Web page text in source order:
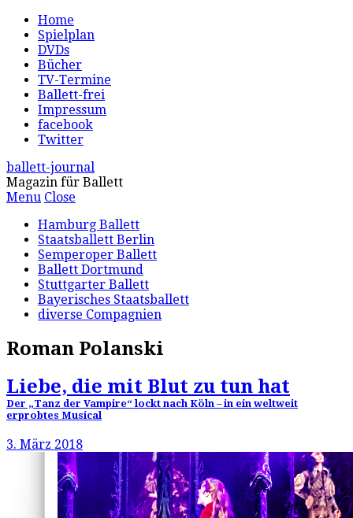
Home
Spielplan
DVDs
Bücher
TV-Termine
Ballett-frei
Impressum
facebook
Twitter
ballett-journal
Magazin für Ballett
Menu Close
Hamburg Ballett
Staatsballett Berlin
Semperoper Ballett
Ballett Dortmund
Stuttgarter Ballett
Bayerisches Staatsballett
diverse Compagnien
Roman Polanski
Liebe, die mit Blut zu tun hat
Der „Tanz der Vampire“ lockt nach Köln – in ein weltweit
erprobtes Musical
3. März 2018